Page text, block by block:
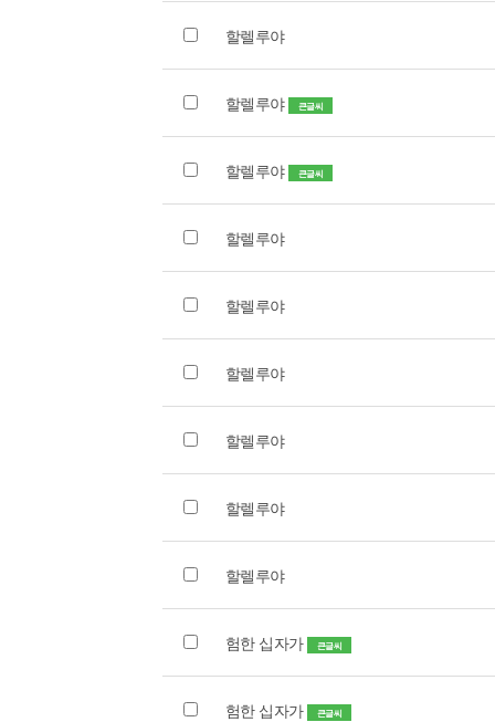
할렐루야
할렐루야 큰글씨
할렐루야 큰글씨
할렐루야
할렐루야
할렐루야
할렐루야
할렐루야
할렐루야
험한 십자가 큰글씨
험한 십자가 큰글씨